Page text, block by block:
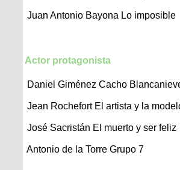
Juan Antonio Bayona Lo imposible
Actor protagonista
Daniel Giménez Cacho
Jean Rochefort El artista y la
José Sacristán El muerto y ser feliz
Antonio de la Torre Grupo 7